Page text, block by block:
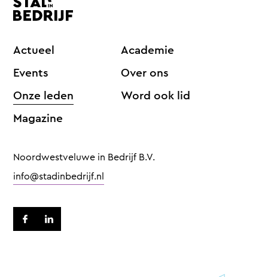
Actueel
Events
Onze leden
Magazine
Academie
Over ons
Word ook lid
Noordwestveluwe in Bedrijf B.V.
info@stadinbedrijf.nl